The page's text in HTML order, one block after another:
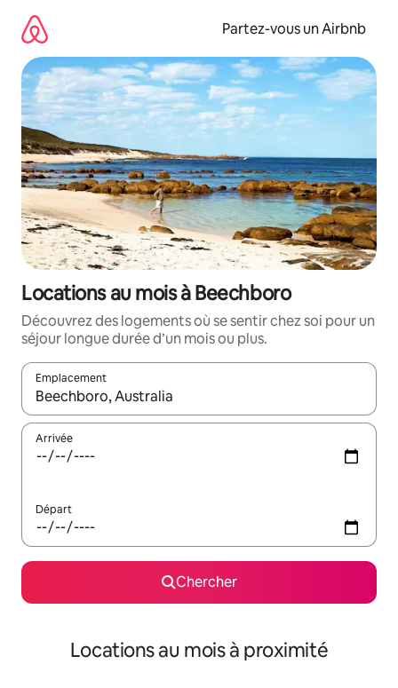
directement
contenu
Partez-vous un Airbnb
Locations au mois à Beechboro
Découvrez des logements où se sentir chez soi pour un
séjour longue durée d’un mois ou plus.
Emplacement
Quand les résultats sont affichés, parcourez-les en utilisant
Arrivée
Départ
Chercher
Locations au mois à proximité